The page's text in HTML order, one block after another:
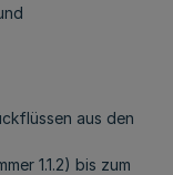
aus den
1.1.2) bis zum